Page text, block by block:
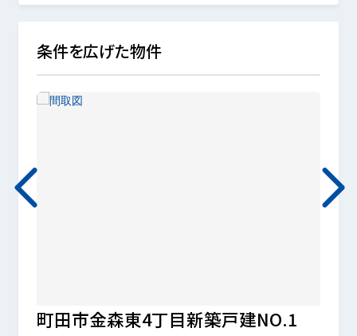
条件を広げた物件
町田市金森東4丁目新築戸建NO.1